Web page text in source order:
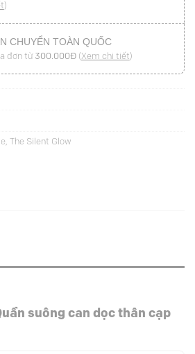
)
CHUYỂN TOÀN QUỐC
đơn từ 300.000Đ(Xem chi tiết)
, The Silent Glow
suông can dọc thân cạp